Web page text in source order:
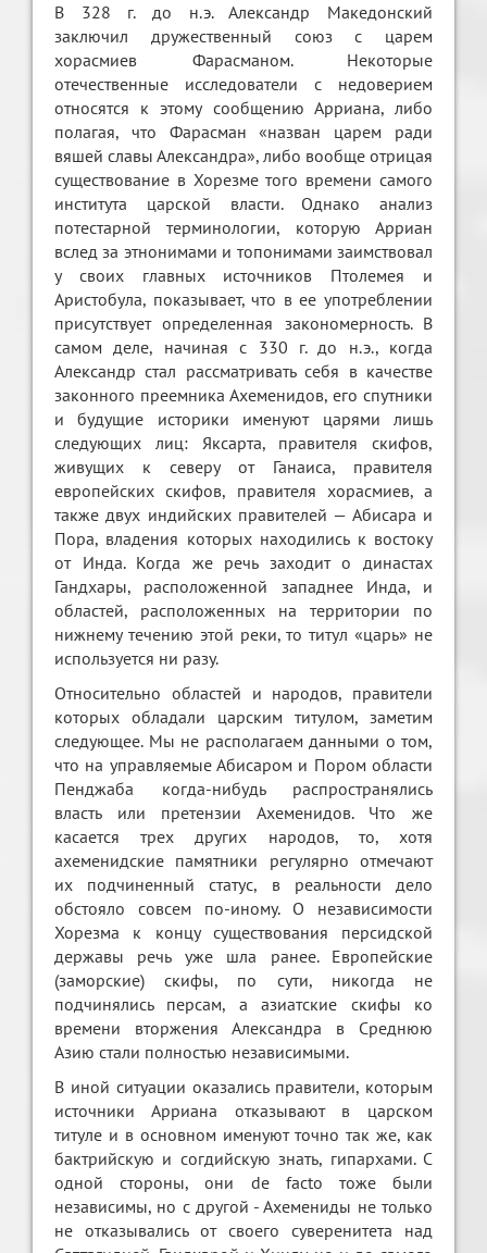
В 328 г. до н.э. Александр Македонский
заключил дружественный союз с царем
хорасмиев Фарасманом. Некоторые
отечественные исследователи с недоверием
относятся к этому сообщению Арриана, либо
полагая, что Фарасман «назван царем ради
вяшей славы Александра», либо вообще отрицая
существование в Хорезме того времени самого
института царской власти. Однако анализ
потестарной терминологии, которую Арриан
вслед за этнонимами и топонимами заимствовал
у своих главных источников Птолемея и
Аристобула, показывает, что в ее употреблении
присутствует определенная закономерность. В
самом деле, начиная с 330 г. до н.э., когда
Александр стал рассматривать себя в качестве
законного преемника Ахеменидов, его спутники
и будущие историки именуют царями лишь
следующих лиц: Яксарта, правителя скифов,
живущих к северу от Ганаиса, правителя
европейских скифов, правителя хорасмиев, а
также двух индийских правителей — Абисара и
Пора, владения которых находились к востоку
от Инда. Когда же речь заходит о династах
Гандхары, расположенной западнее Инда, и
областей, расположенных на территории по
нижнему течению этой реки, то титул «царь» не
используется ни разу.
Относительно областей и народов, правители
которых обладали царским титулом, заметим
следующее. Мы не располагаем данными о том,
что на управляемые Абисаром и Пором области
Пенджаба когда-нибудь распространялись
власть или претензии Ахеменидов. Что же
касается трех других народов, то, хотя
ахеменидские памятники регулярно отмечают
их подчиненный статус, в реальности дело
обстояло совсем по-иному. О независимости
Хорезма к концу существования персидской
державы речь уже шла ранее. Европейские
(заморские) скифы, по сути, никогда не
подчинялись персам, а азиатские скифы ко
времени вторжения Александра в Среднюю
Азию стали полностью независимыми.
В иной ситуации оказались правители, которым
источники Арриана отказывают в царском
титуле и в основном именуют точно так же, как
бактрийскую и согдийскую знать, гипархами. С
одной стороны, они de facto тоже были
независимы, но с другой - Ахемениды не только
не отказывались от своего суверенитета над